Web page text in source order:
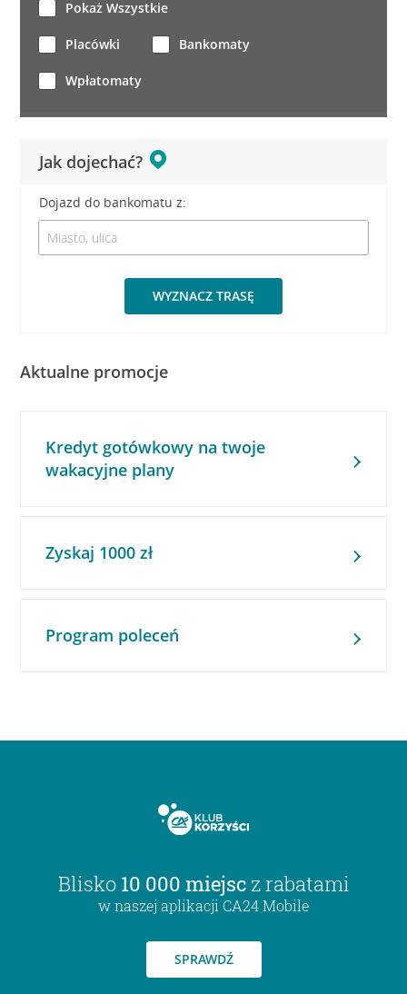
Jak dojechać?
Dojazd do bankomatu z:
WYZNACZ TRASĘ
Pokaż Wszystkie
Placówki Bankomaty
Wpłatomaty
Aktualne promocje
Kredyt gotówkowy na twoje
wakacyjne plany
Zyskaj 1000 zł
Program poleceń
Blisko 10 000 miejsc z rabatami
w naszej aplikacji CA24 Mobile
SPRAWDŹ